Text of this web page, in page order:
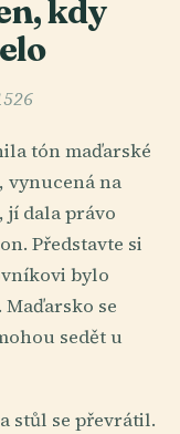
kdy
tón maďarské
vynucená na
jí dala právo
Představte si
bylo
Maďarsko se
sedět u
stůl se převrátil.